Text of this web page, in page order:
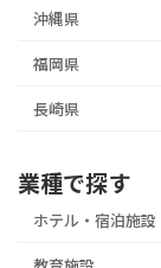
沖縄県
福岡県
長崎県
業種で探す
ホテル・宿泊施設